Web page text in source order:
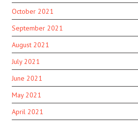
October 2021
September 2021
August 2021
July 2021
June 2021
May 2021
April 2021